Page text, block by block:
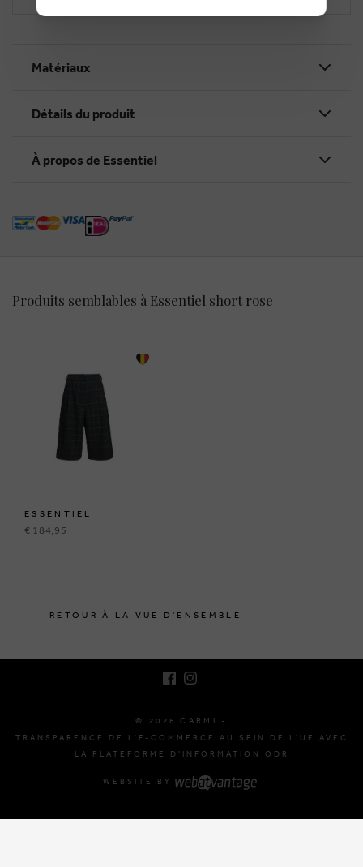
Matériaux
Détails du produit
À propos de Essentiel
Produits semblables à Essentiel short rose
ESSENTIEL
€ 184,95
RETOUR À LA VUE D'ENSEMBLE
© 2026 CARMI -
TRANSPARENCE DE L'E-COMMERCE AU SEIN DE L'UE AVEC
LA PLATEFORME D'INFORMATION ODR
WEBSITE BY